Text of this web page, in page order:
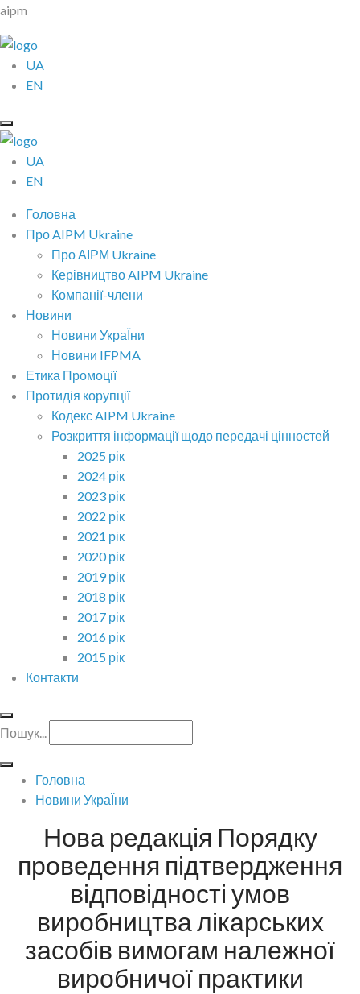
aipm
UA
EN
UA
EN
Головна
Про AIPM Ukraine
Про АІРМ Ukraine
Керівництво AIPM Ukraine
Компанії-члени
Новини
Новини УкраЇни
Новини IFPMA
Етика Промоції
Протидія корупції
Кодекс AIPM Ukraine
Розкриття інформації щодо передачі цінностей
2025 рік
2024 рік
2023 рік
2022 рік
2021 рік
2020 рік
2019 рік
2018 рік
2017 рік
2016 рік
2015 рік
Контакти
Пошук...
Головна
Новини УкраЇни
Нова редакція Порядку
проведення підтвердження
відповідності умов
виробництва лікарських
засобів вимогам належної
виробничої практики